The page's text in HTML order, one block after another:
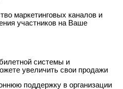
маркетинговых каналов и
участников на Ваше
системы и
увеличить свои продажи
поддержку в организации